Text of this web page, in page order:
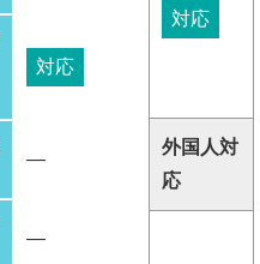
対応
―
―
対応
外国人対
応